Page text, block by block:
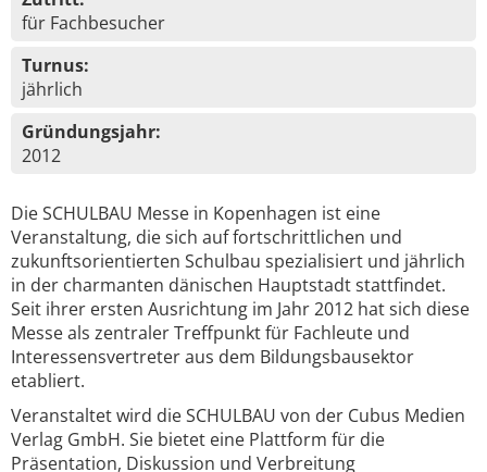
für Fachbesucher
Turnus:
jährlich
Gründungsjahr:
2012
Die SCHULBAU Messe in Kopenhagen ist eine
Veranstaltung, die sich auf fortschrittlichen und
zukunftsorientierten Schulbau spezialisiert und jährlich
in der charmanten dänischen Hauptstadt stattfindet.
Seit ihrer ersten Ausrichtung im Jahr 2012 hat sich diese
Messe als zentraler Treffpunkt für Fachleute und
Interessensvertreter aus dem Bildungsbausektor
etabliert.
Veranstaltet wird die SCHULBAU von der Cubus Medien
Verlag GmbH. Sie bietet eine Plattform für die
Präsentation, Diskussion und Verbreitung